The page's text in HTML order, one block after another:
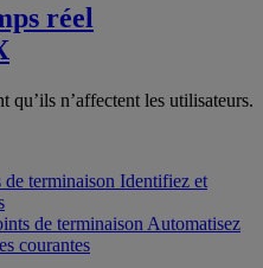
réel
qu’ils n’affectent les utilisateurs.
de terminaison Identifiez et
de terminaison Automatisez
courantes